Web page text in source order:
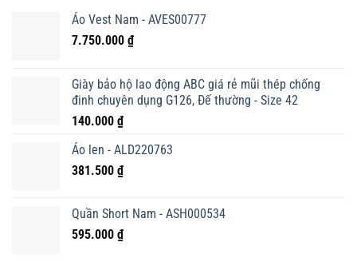
Áo Vest Nam - AVES00777
7.750.000 ₫
Giày bảo hộ lao động ABC giá rẻ mũi thép chống
đinh chuyên dụng G126, Đế thường - Size 42
140.000 ₫
Áo len - ALD220763
381.500 ₫
Quần Short Nam - ASH000534
595.000 ₫